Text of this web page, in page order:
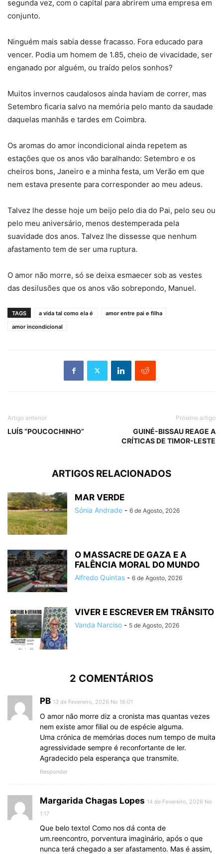
segunda vez, com o capital para abrirem uma empresa em
conjunto.
Ninguém mais sabia desse fracasso. Fora educado para
vencer. Podia um homem de 1.85, cheio de vivacidade, ser
enganado por alguém, ou traído pelos sonhos?
Muitos invernos caudalosos ainda haviam de correr, mas
Setembro ficaria salvo na memória pelo manto da saudade
daquelas manhãs e tardes em Coimbra.
Os aromas do amor incondicional ainda repetem as
estações que os anos vão baralhando: Setembro e os
cheiros bons, Janeiro e a minha festa, um Verão em que
nem estava presente para corresponder ao meu adeus.
Talvez lhe desse hoje um beijo pelo dia do Pai, pelo seu ou
pelo meu aniversário, menos destemperada pela
suavidade dos anos. Talvez lhe dissesse que nenhum
afastamento tem de ser uma ruptura.
O amor não morre, só se deixa esmaecer sob as vestes
das desilusões que os anos vão sobrepondo, Manuel.
TAGS a vida tal como ela é
amor entre pai e filha
amor incondicional
Artigo anterior
LUÍS “POUCOCHINHO”
Próximo artigo
GUINÉ-BISSAU REAGE A
CRÍTICAS DE TIMOR-LESTE
ARTIGOS RELACIONADOS
MAR VERDE
Sónia Andrade - 6 de Agosto, 2026
O MASSACRE DE GAZA E A
FALÊNCIA MORAL DO MUNDO
Alfredo Quintas - 6 de Agosto, 2026
VIVER E ESCREVER EM TRÂNSITO
Vanda Narciso - 5 de Agosto, 2026
2 COMENTÁRIOS
PB 13 de Fevereiro, 2026 No 16:01
O amor não morre diz a cronista mas quantas vezes
nem existe amor filial ou de espécie alguma.
Uma crónica de memórias doces num tempo de muita
agressividade sempre é reconfortante de ler.
Agradecido pela esperança que transmite.
Responder
Margarida Chagas Lopes 14 de Fevereiro, 2026 No
1:17
Que belo texto! Como nos dá conta de
um.reencontro, porventura imaginário, após o que
nunca terá chegado a ser afastamento. Mas é assim,